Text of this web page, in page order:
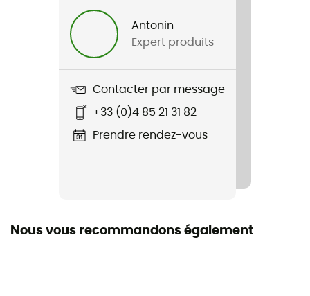
Nom du produit
Origine Européenne Garantie
Antonin
Expert produits
Contacter par message
+33 (0)4 85 21 31 82
Prendre rendez-vous
Nous vous recommandons également